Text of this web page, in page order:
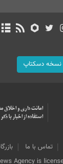
نسخه دسکتاپ
تماس با ما
Agency is